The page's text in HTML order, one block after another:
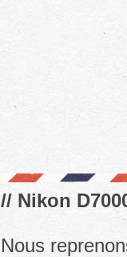
// Nikon
Nous